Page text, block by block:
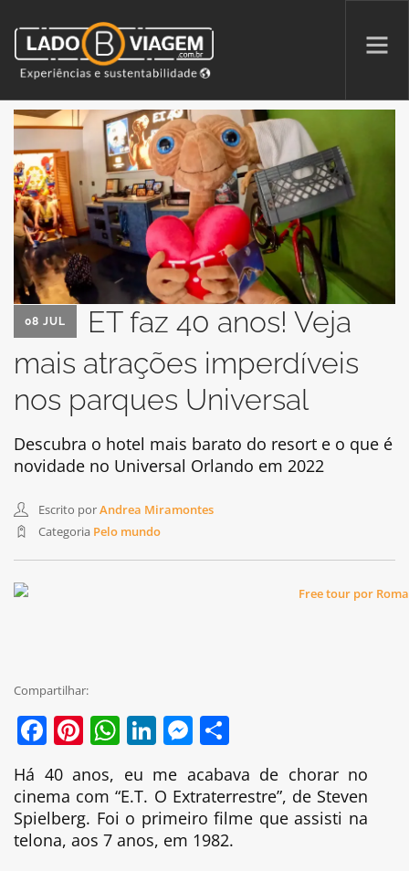
PROMOÇÕES
QUEM SOMOS
PARCERIAS
NA MÍDIA
PATAS AO ALTO
SEARCH SITE
08 JUL
ET faz 40 anos! Veja
mais atrações imperdíveis
nos parques Universal
Descubra o hotel mais barato do resort e o que é
novidade no Universal Orlando em 2022
Escrito porAndrea Miramontes
Categoria Pelo mundo
Compartilhar:
Facebook
Pinterest
WhatsApp
LinkedIn
Messenger
Há 40 anos, eu me acabava de chorar no
cinema com “E.T. O Extraterrestre”, de Steven
Spielberg. Foi o primeiro filme que assisti na
telona, aos 7 anos, em 1982.